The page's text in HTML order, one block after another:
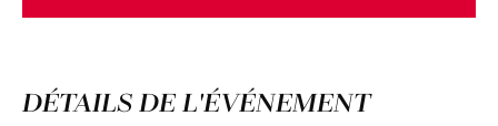
DÉTAILS DE L'ÉVÉNEMENT